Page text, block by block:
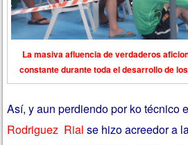
La masiva afluencia de verdaderos
constante durante toda el desarrollo de
Así, y aun perdiendo por ko
Rodriguez Rial se hizo acreedor a